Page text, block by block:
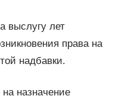
выслугу лет
права на
надбавки.
назначение